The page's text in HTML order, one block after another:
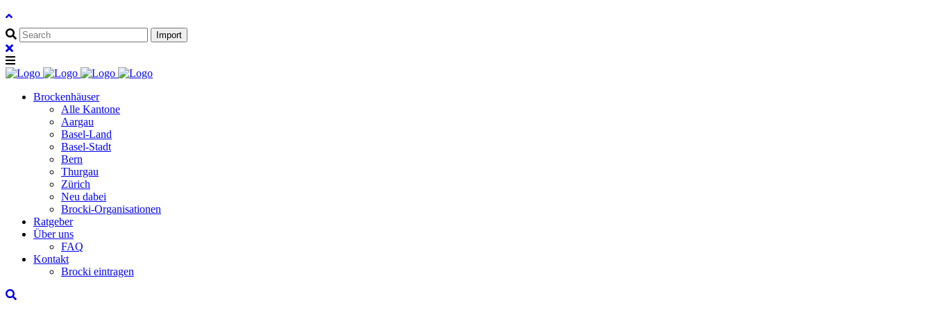
Brockenhäuser
Alle Kantone
Aargau
Basel-Land
Basel-Stadt
Bern
Thurgau
Zürich
Neu dabei
Brocki-Organisationen
Ratgeber
Über uns
FAQ
Kontakt
Brocki eintragen